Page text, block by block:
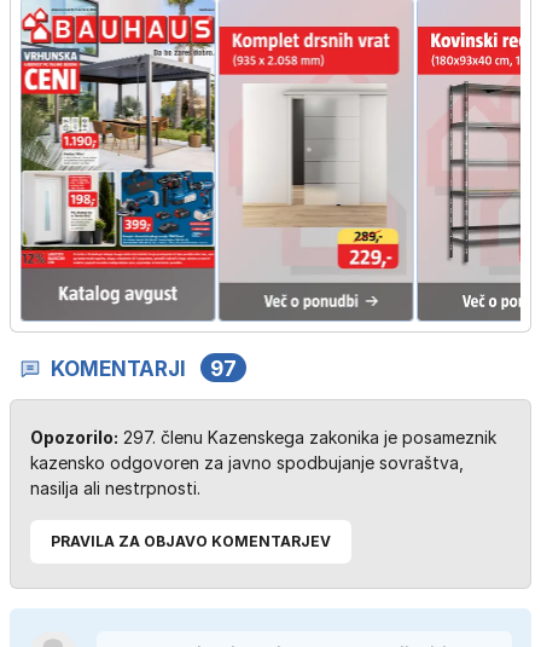
KOMENTARJI 97
Opozorilo: 297. členu Kazenskega zakonika je posameznik
kazensko odgovoren za javno spodbujanje sovraštva,
nasilja ali nestrpnosti.
PRAVILA ZA OBJAVO KOMENTARJEV